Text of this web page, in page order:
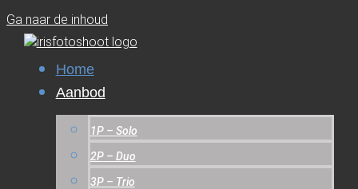
Ga naar de inhoud
Home
Aanbod
1P – Solo
2P – Duo
3P – Trio